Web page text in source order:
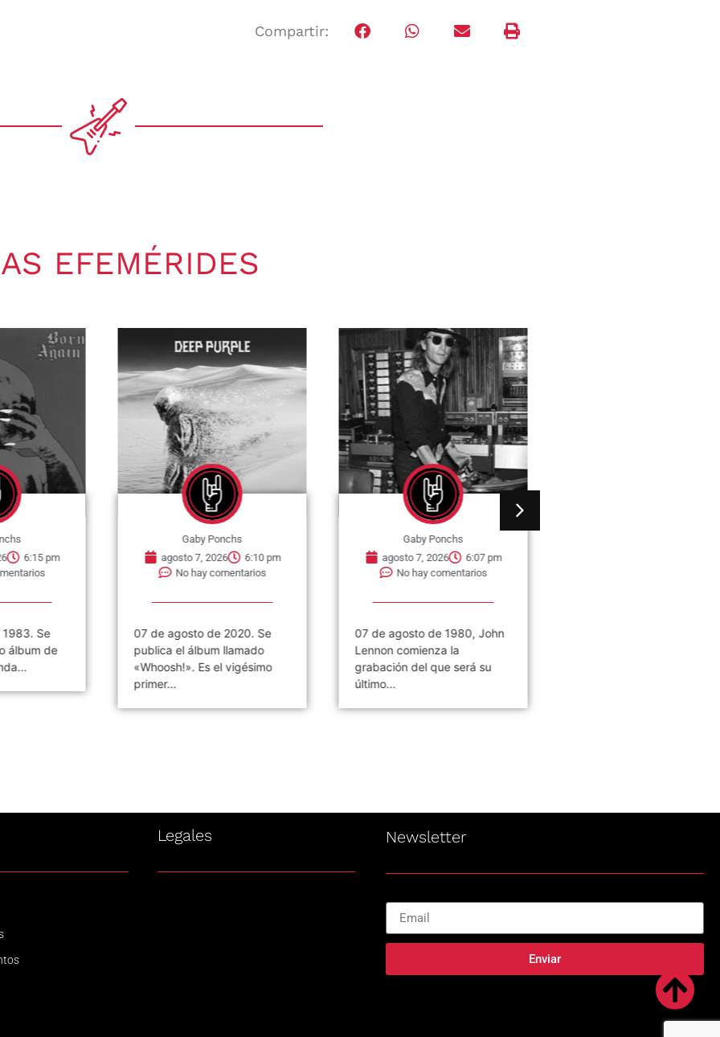
Compartir:
EFEMÉRIDES
6:15 pm
Se
álbum de
Gaby Ponchs
agosto 7, 2026
6:10 pm
No hay comentarios
07 de agosto de 2020. Se
publica el álbum llamado
«Whoosh!». Es el vigésimo
primer...
Gaby Ponchs
agosto 7, 2026
6:07 pm
No hay comentarios
07 de agosto de 1980, John
Lennon comienza la
grabación del que será su
último...
Legales Newsletter
Enviar